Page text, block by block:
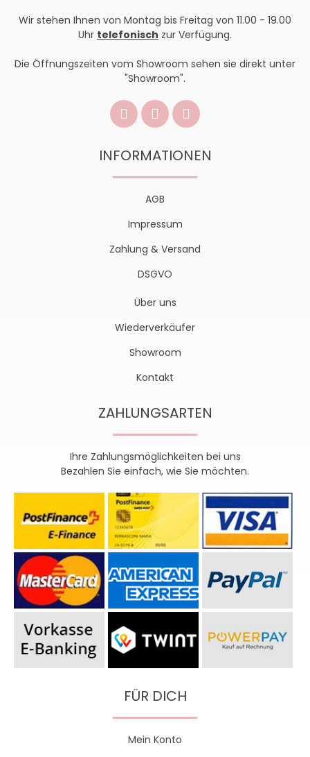
Wir stehen Ihnen von Montag bis Freitag von 11.00 - 19.00
Uhr telefonisch zur Verfügung.
Die Öffnungszeiten vom Showroom sehen sie direkt unter
"Showroom".
INFORMATIONEN
AGB
Impressum
Zahlung & Versand
DSGVO
Über uns
Wiederverkäufer
Showroom
Kontakt
ZAHLUNGSARTEN
Ihre Zahlungsmöglichkeiten bei uns
Bezahlen Sie einfach, wie Sie möchten.
FÜR DICH
Mein Konto